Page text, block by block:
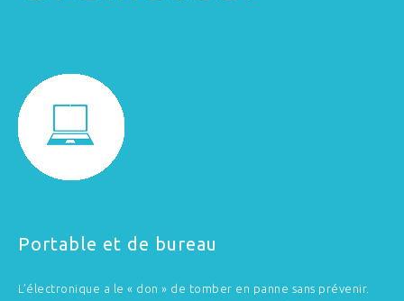
Portable et de bureau
L’électronique a le « don » de tomber en panne sans prévenir.